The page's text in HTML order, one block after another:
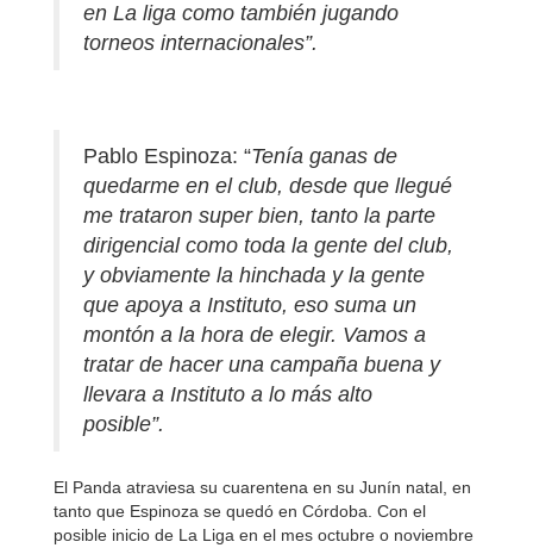
en La liga como también jugando
torneos internacionales”.
Pablo Espinoza: “Tenía ganas de
quedarme en el club, desde que llegué
me trataron super bien, tanto la parte
dirigencial como toda la gente del club,
y obviamente la hinchada y la gente
que apoya a Instituto, eso suma un
montón a la hora de elegir. Vamos a
tratar de hacer una campaña buena y
llevara a Instituto a lo más alto
posible”.
El Panda atraviesa su cuarentena en su Junín natal, en
tanto que Espinoza se quedó en Córdoba. Con el
posible inicio de La Liga en el mes octubre o noviembre